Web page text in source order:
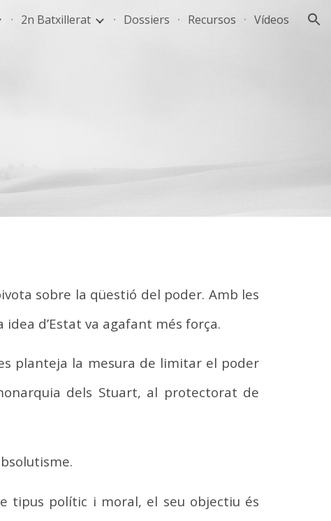
2n Batxillerat Dossiers Recursos Vídeos
sobre la qüestió del poder. Amb les
d’Estat va agafant més força.
planteja la mesura de limitar el poder
dels Stuart, al protectorat de
tipus polític i moral, el seu objectiu és